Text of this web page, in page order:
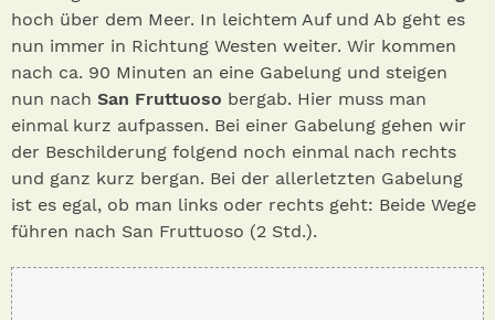
hoch über dem Meer. In leichtem Auf und Ab geht es
nun immer in Richtung Westen weiter. Wir kommen
nach ca. 90 Minuten an eine Gabelung und steigen
nun nach San Fruttuoso bergab. Hier muss man
einmal kurz aufpassen. Bei einer Gabelung gehen wir
der Beschilderung folgend noch einmal nach rechts
und ganz kurz bergan. Bei der allerletzten Gabelung
ist es egal, ob man links oder rechts geht: Beide Wege
führen nach San Fruttuoso (2 Std.).